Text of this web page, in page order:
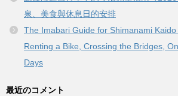
泉、美食與休息日的安排
The Imabari Guide for Shimanami
Renting a Bike, Crossing the Bridges,
Days
最近のコメント